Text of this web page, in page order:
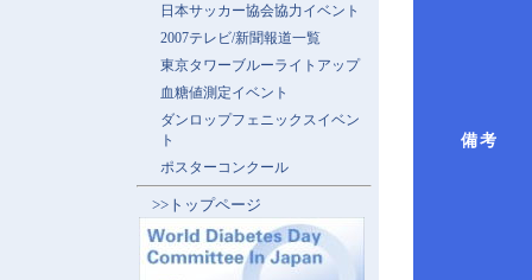
備考
日本サッカー協会協力イベント
2007テレビ/新聞報道一覧
東京タワーブルーライトアップ
血糖値測定イベント
ダンロップフェニックスイベン
ト
ポスターコンクール
>>トップページ